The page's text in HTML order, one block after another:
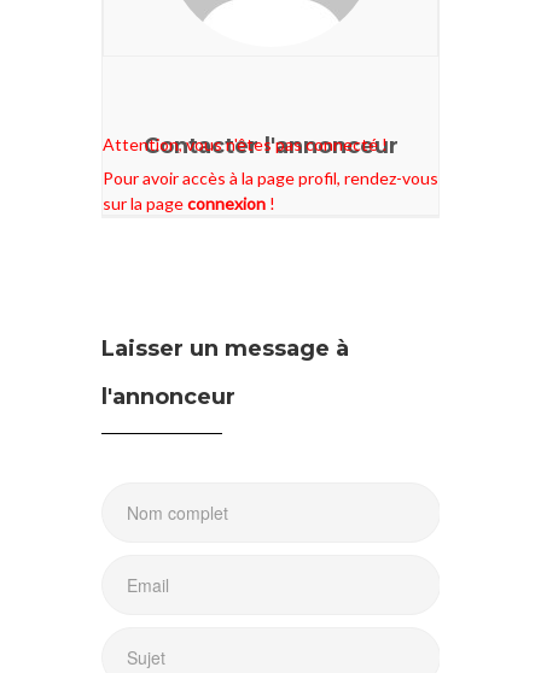
Contacter l'annonceur
Attention, vous n'êtes pas connecté !
Pour avoir accès à la page profil, rendez-vous
sur la pageconnexion !
Laisser un message à
l'annonceur